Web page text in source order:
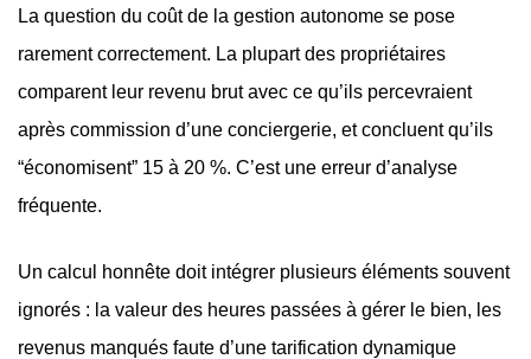
La question du coût de la gestion autonome se pose
rarement correctement. La plupart des propriétaires
comparent leur revenu brut avec ce qu’ils percevraient
après commission d’une conciergerie, et concluent qu’ils
“économisent” 15 à 20 %. C’est une erreur d’analyse
fréquente.
Un calcul honnête doit intégrer plusieurs éléments souvent
ignorés : la valeur des heures passées à gérer le bien, les
revenus manqués faute d’une tarification dynamique